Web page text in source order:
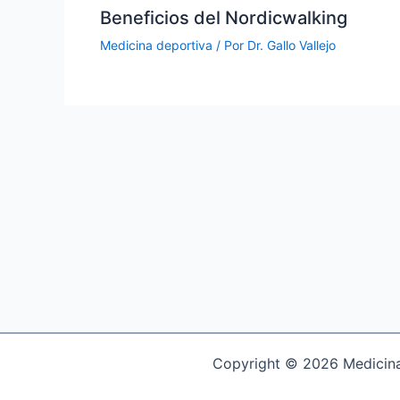
Beneficios del Nordicwalking
Medicina deportiva / Por Dr. Gallo Vallejo
Copyright © 2026